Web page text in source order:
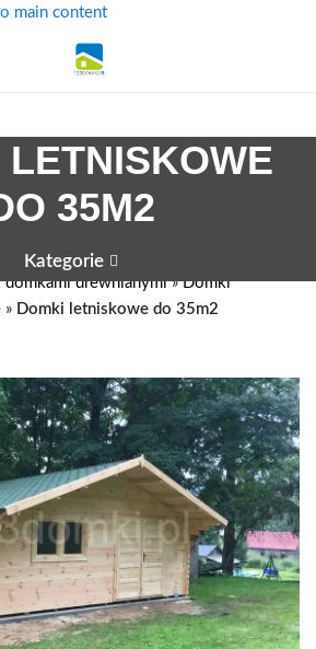
main content
LETNISKOWE
35M2
Kategorie
domkami drewnianymi»Domki
» Domki letniskowe do 35m2